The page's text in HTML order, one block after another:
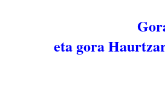
eta gora